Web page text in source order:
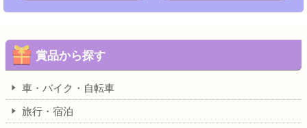
賞品から探す
車・バイク・自転車
旅行・宿泊